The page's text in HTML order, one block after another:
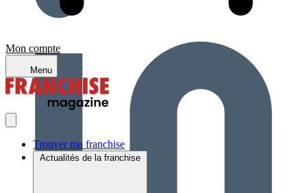
Mon compte
Menu
Trouver ma franchise
Actualités de la franchise